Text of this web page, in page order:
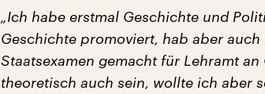
„Ich habe erstmal Geschichte und
Geschichte promoviert, hab aber
Staatsexamen gemacht für Lehramt
theoretisch auch sein, wollte ich aber